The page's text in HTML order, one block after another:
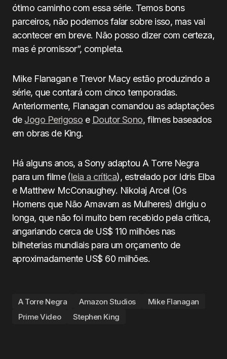
ótimo caminho com essa série. Temos bons
parceiros, não podemos falar sobre isso, mas vai
acontecer em breve. Não posso dizer com certeza,
mas é promissor”, completa.
Mike Flanagan e Trevor Macy estão produzindo a
série, que contará com cinco temporadas.
Anteriormente, Flanagan comandou as adaptações
de Jogo Perigoso e Doutor Sono, filmes baseados
em obras de King.
Há alguns anos, a Sony adaptou A Torre Negra
para um filme (leia a crítica), estrelado por Idris Elba
e Matthew McConaughey. Nikolaj Arcel (Os
Homens que Não Amavam as Mulheres) dirigiu o
longa, que não foi muito bem recebido pela crítica,
angariando cerca de US$ 110 milhões nas
bilheterias mundiais para um orçamento de
aproximadamente US$ 60 milhões.
A Torre Negra Amazon Studios
Mike Flanagan
Prime Video
Stephen King